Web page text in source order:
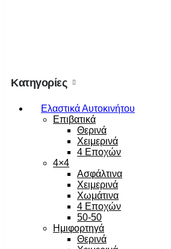
Κατηγορίες
Ελαστικά Αυτοκινήτου
Επιβατικά
Θερινά
Χειμερινά
4 Εποχών
4×4
Ασφάλτινα
Χειμερινά
Χωμάτινα
4 Εποχών
50-50
Ημιφορτηγά
Θερινά